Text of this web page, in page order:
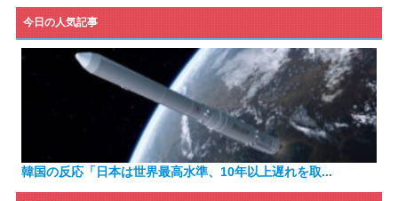
今日の人気記事
韓国の反応「日本は世界最高水準、10年以上遅れを取...